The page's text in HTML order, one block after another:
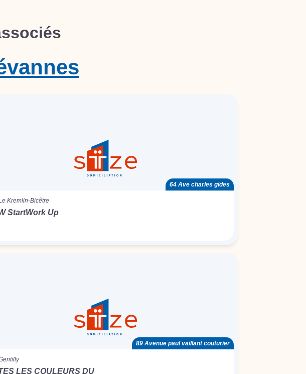
64 Ave charles gides
Kremlin-Bicêtre
StartWork Up
89 Avenue paul vaillant couturier
LES COULEURS DU